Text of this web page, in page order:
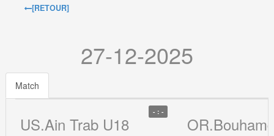
[RETOUR]
27-12-2025
Match
US.Ain Trab U18
- : -